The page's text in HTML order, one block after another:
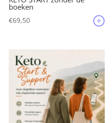
boeken
€69,50